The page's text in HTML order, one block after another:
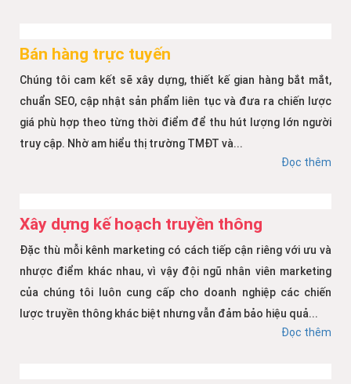
Bán hàng trực tuyến
Chúng tôi cam kết sẽ xây dựng, thiết kế gian hàng bắt mắt,
chuẩn SEO, cập nhật sản phẩm liên tục và đưa ra chiến lược
giá phù hợp theo từng thời điểm để thu hút lượng lớn người
truy cập. Nhờ am hiểu thị trường TMĐT và...
Đọc thêm
Xây dựng kế hoạch truyền thông
Đặc thù mỗi kênh marketing có cách tiếp cận riêng với ưu và
nhược điểm khác nhau, vì vậy đội ngũ nhân viên marketing
của chúng tôi luôn cung cấp cho doanh nghiệp các chiến
lược truyền thông khác biệt nhưng vẫn đảm bảo hiệu quả...
Đọc thêm